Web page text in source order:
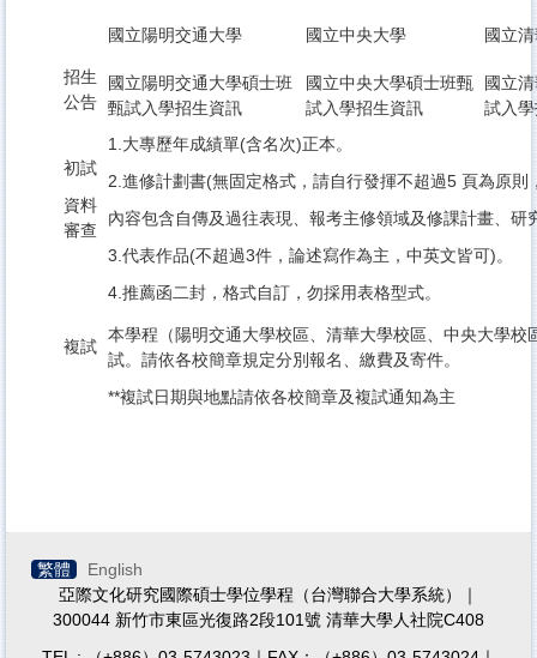
國立陽明交通大學 國立中央大學 國立
招生
公告
國立陽明交通大學碩士班
甄試入學招生資訊
國立中央大學碩士班甄
試入學招生資訊
國立
試入
初試
資料
審查
1.大專歷年成績單(含名次)正本。
2.進修計劃書(無固定格式，請自行發揮不超過5 頁為原則
內容包含自傳及過往表現、報考主修領域及修課計畫、
3.代表作品(不超過3件，論述寫作為主，中英文皆可)。
4.推薦函二封，格式自訂，勿採用表格型式。
複試
本學程（陽明交通大學校區、清華大學校區、中央大學
試。請依各校簡章規定分別報名、繳費及寄件。
**複試日期與地點請依各校簡章及複試通知為主
繁體
English
亞際文化研究國際碩士學位學程（台灣聯合大學系統）｜
300044 新竹市東區光復路2段101號 清華大學人社院C408